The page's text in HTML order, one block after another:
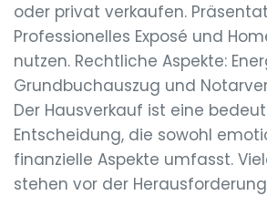
oder privat verkaufen.
Professionelles Exposé und
nutzen. Rechtliche Aspekte:
Grundbuchauszug und
Der Hausverkauf ist eine
Entscheidung, die sowohl
finanzielle Aspekte umfasst.
stehen vor der